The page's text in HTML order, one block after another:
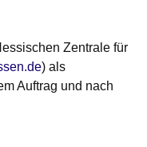
Zentrale für
neuen Fenster
) als
Auftrag und nach